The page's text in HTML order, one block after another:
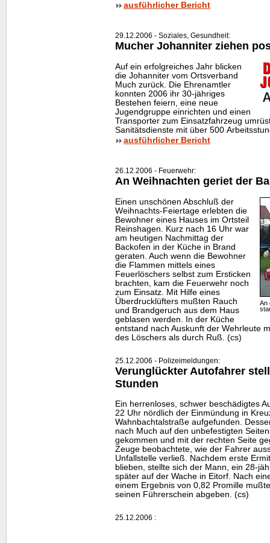
ausführlicher Bericht
29.12.2006 - Soziales, Gesundheit:
Mucher Johanniter ziehen
Auf ein erfolgreiches Jahr blicken
die Johanniter vom Ortsverband
Much zurück. Die Ehrenamtler
konnten 2006 ihr 30-jähriges
Bestehen feiern, eine neue
Jugendgruppe einrichten und einen
Transporter zum Einsatzfahrzeug
Sanitätsdienste mit über 500
ausführlicher Bericht
26.12.2006 - Feuerwehr:
An Weihnachten geriet der
An
Einen unschönen Abschluß der
Weihnachts-Feiertage erlebten die
Bewohner eines Hauses im Ortsteil
Reinshagen. Kurz nach 16 Uhr war
am heutigen Nachmittag der
Backofen in der Küche in Brand
geraten. Auch wenn die Bewohner
die Flammen mittels eines
Feuerlöschers selbst zum Ersticken
brachten, kam die Feuerwehr noch
zum Einsatz. Mit Hilfe eines
Überdrucklüfters mußten Rauch
und Brandgeruch aus dem Haus
geblasen werden. In der Küche
entstand nach Auskunft der Wehrleute
des Löschers als durch Ruß. (cs)
25.12.2006 - Polizeimeldungen:
Verunglückter Autofahrer
Stunden
Ein herrenloses, schwer beschädigtes
22 Uhr nördlich der Einmündung in
Wahnbachtalstraße aufgefunden.
nach Much auf den unbefestigten
gekommen und mit der rechten Seite
Zeuge beobachtete, wie der Fahrer
Unfallstelle verließ. Nachdem erste
blieben, stellte sich der Mann, ein 28-
später auf der Wache in Eitorf. Nach
einem Ergebnis von 0,82 Promille
seinen Führerschein abgeben. (cs)
25.12.2006 :